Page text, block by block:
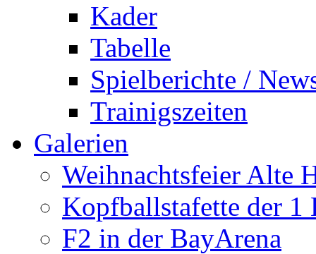
Kader
Tabelle
Spielberichte /
Trainigszeiten
Galerien
Weihnachtsfeier Alte
Kopfballstafette der 1
F2 in der BayArena